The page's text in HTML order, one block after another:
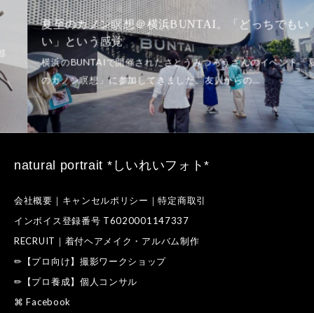
夏至のカノン瞑想＠横浜BUNTAI。「どっちでもい
い」という感覚
natural portrait *しいれいフォト*
会社概要｜キャンセルポリシー｜特定商取引
インボイス登録番号 T6020001147337
RECRUIT｜着付ヘアメイク・アルバム制作
✏【プロ向け】撮影ワークショップ
✏【プロ養成】個人コンサル
⌘ Facebook